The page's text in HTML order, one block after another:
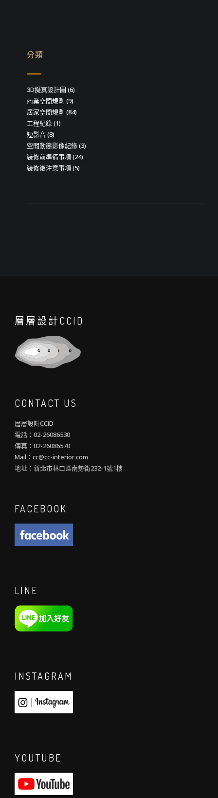
分類
3D擬真設計圖 (6)
商業空間規劃 (9)
居家空間規劃 (84)
工程紀錄(1)
短影音(8)
空間動態影像紀錄(3)
裝修前準備事項(24)
裝修後注意事項(5)
層層設計CCID
CONTACT US
層層設計CCID
電話：02-26086530
傳真：02-26086570
Mail：cc@cc-interior.com
地址：新北市林口區南勢街232-1號1樓
FACEBOOK
LINE
INSTAGRAM
YOUTUBE